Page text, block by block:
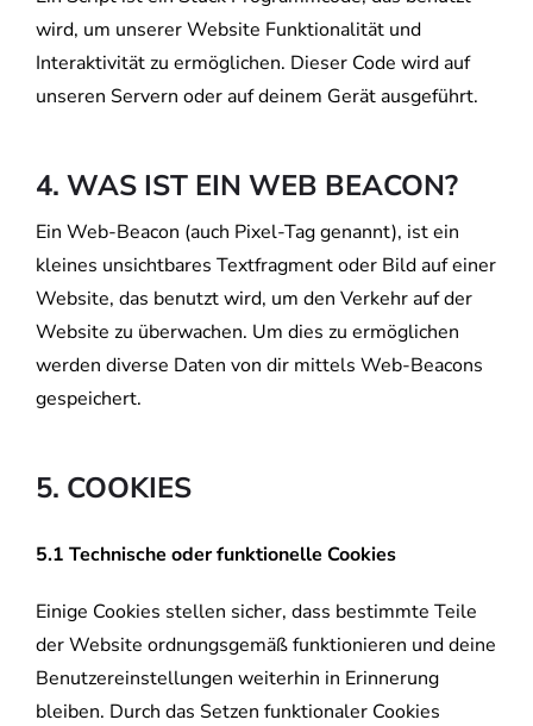
wird, um unserer Website Funktionalität und
Interaktivität zu ermöglichen. Dieser Code wird auf
unseren Servern oder auf deinem Gerät ausgeführt.
4. WAS IST EIN WEB BEACON?
Ein Web-Beacon (auch Pixel-Tag genannt), ist ein
kleines unsichtbares Textfragment oder Bild auf einer
Website, das benutzt wird, um den Verkehr auf der
Website zu überwachen. Um dies zu ermöglichen
werden diverse Daten von dir mittels Web-Beacons
gespeichert.
5. COOKIES
5.1 Technische oder funktionelle Cookies
Einige Cookies stellen sicher, dass bestimmte Teile
der Website ordnungsgemäß funktionieren und deine
Benutzereinstellungen weiterhin in Erinnerung
bleiben. Durch das Setzen funktionaler Cookies